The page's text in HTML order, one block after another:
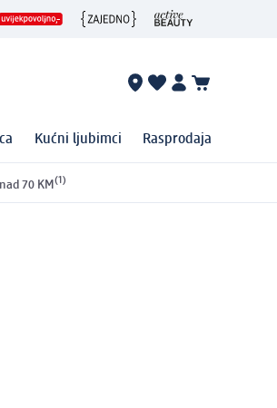
Kućni ljubimci Rasprodaja
70 KM (1)